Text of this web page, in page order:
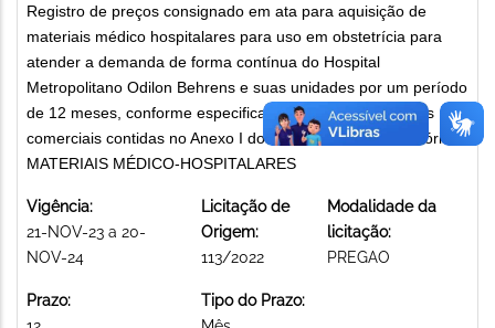
Registro de preços consignado em ata para aquisição de
materiais médico hospitalares para uso em obstetrícia para
atender a demanda de forma contínua do Hospital
Metropolitano Odilon Behrens e suas unidades por um período
de 12 meses, conforme especificação técnica e condições
comerciais contidas no Anexo I do Instrumento Convocatório.
MATERIAIS MÉDICO-HOSPITALARES
Vigência:
21-NOV-23 a 20-
NOV-24
Licitação de
Origem:
113/2022
Modalidade da
licitação:
PREGAO
Prazo:
Tipo do Prazo: